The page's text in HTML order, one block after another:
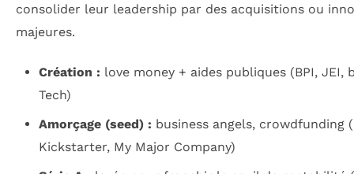
consolider leur leadership par des acquisitions ou
majeures.
Création : love money + aides publiques (BPI, JEI,
Tech)
Amorçage (seed) : business angels, crowdfunding
Kickstarter, My Major Company)